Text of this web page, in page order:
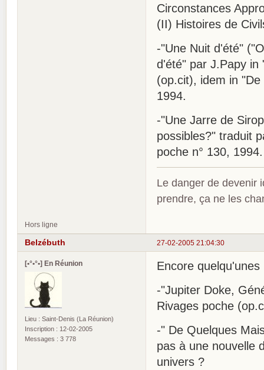
Circonstances
(II) Histoires de
-"Une Nuit d'été"
d'été" par J.Papy in
(op.cit), idem in
1994.
-"Une Jarre de
possibles?" traduit
poche n° 130, 1994.
Le danger de devenir
prendre, ça ne les
Hors ligne
27-02-2005 21:04:30
Belzébuth
[•°•°•] En Réunion
Lieu : Saint-Denis (La Réunion)
Inscription : 12-02-2005
Messages : 3 778
Encore
-"Jupiter Doke,
Rivages poche
-" De Quelques
pas à une nouvelle
univers ?